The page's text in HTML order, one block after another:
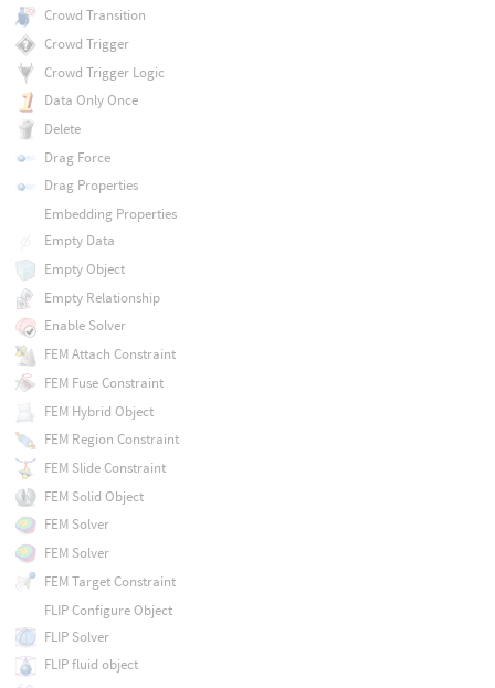
Crowd Transition
Crowd Trigger
Crowd Trigger Logic
Data Only Once
Delete
Drag Force
Drag Properties
Embedding Properties
Empty Data
Empty Object
Empty Relationship
Enable Solver
FEM Attach Constraint
FEM Fuse Constraint
FEM Hybrid Object
FEM Region Constraint
FEM Slide Constraint
FEM Solid Object
FEM Solver
FEM Solver
FEM Target Constraint
FLIP Configure Object
FLIP Solver
FLIP fluid object